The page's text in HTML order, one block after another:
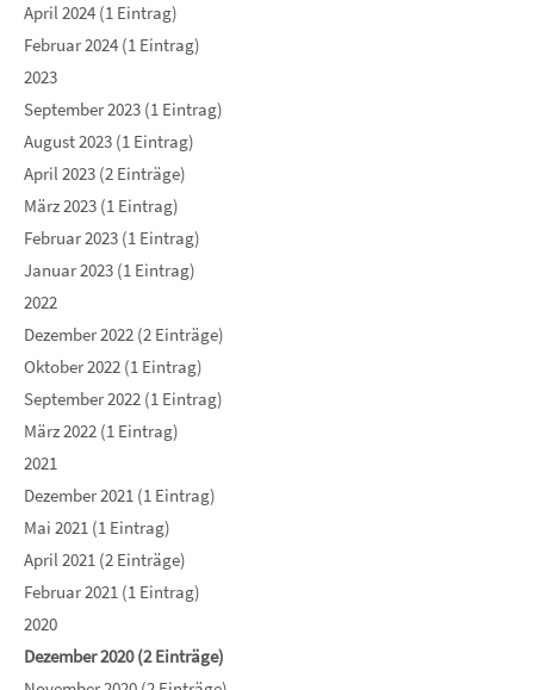
April 2024 (1 Eintrag)
Februar 2024 (1 Eintrag)
2023
September 2023 (1 Eintrag)
August 2023 (1 Eintrag)
April 2023 (2 Einträge)
März 2023 (1 Eintrag)
Februar 2023 (1 Eintrag)
Januar 2023 (1 Eintrag)
2022
Dezember 2022 (2 Einträge)
Oktober 2022 (1 Eintrag)
September 2022 (1 Eintrag)
März 2022 (1 Eintrag)
2021
Dezember 2021 (1 Eintrag)
Mai 2021 (1 Eintrag)
April 2021 (2 Einträge)
Februar 2021 (1 Eintrag)
2020
Dezember 2020 (2 Einträge)